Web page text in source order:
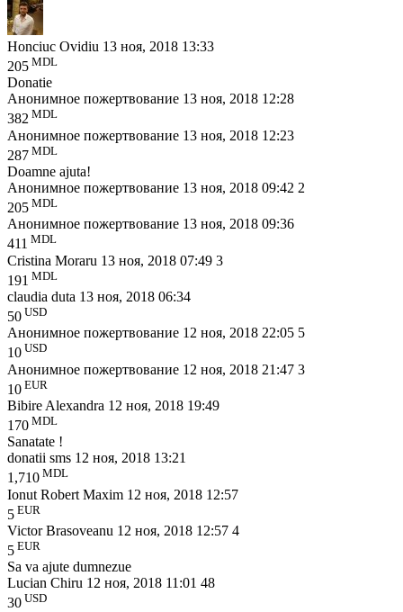
Honciuc Ovidiu 13 ноя, 2018 13:33
205 MDL
Donatie
Анонимное пожертвование 13 ноя, 2018 12:28
382 MDL
Анонимное пожертвование 13 ноя, 2018 12:23
287 MDL
Doamne ajuta!
Анонимное пожертвование 13 ноя, 2018 09:42 2
205 MDL
Анонимное пожертвование 13 ноя, 2018 09:36
411 MDL
Cristina Moraru 13 ноя, 2018 07:49 3
191 MDL
claudia duta 13 ноя, 2018 06:34
50 USD
Анонимное пожертвование 12 ноя, 2018 22:05 5
10 USD
Анонимное пожертвование 12 ноя, 2018 21:47 3
10 EUR
Bibire Alexandra 12 ноя, 2018 19:49
170 MDL
Sanatate !
donatii sms 12 ноя, 2018 13:21
1,710 MDL
Ionut Robert Maxim 12 ноя, 2018 12:57
5 EUR
Victor Brasoveanu 12 ноя, 2018 12:57 4
5 EUR
Sa va ajute dumnezue
Lucian Chiru 12 ноя, 2018 11:01 48
30 USD